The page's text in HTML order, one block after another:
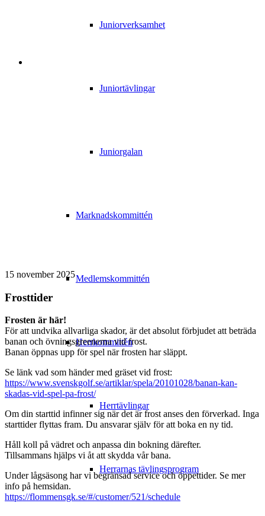
Juniorverksamhet
Juniortävlingar
Juniorgalan
Marknadskommittén
Medlemskommittén
Herrkommittén
Herrtävlingar
Herrarnas tävlingsprogram
15 november 2025
Frosttider
Frosten är här!
För att undvika allvarliga skador, är det absolut förbjudet att beträda
banan och övningsgreenerna vid frost.
Banan öppnas upp för spel när frosten har släppt.
Se länk vad som händer med gräset vid frost:
https://www.svenskgolf.se/artiklar/spela/20101028/banan-kan-
skadas-vid-spel-pa-frost/
Om din starttid infinner sig när det är frost anses den förverkad. Inga
starttider flyttas fram. Du ansvarar själv för att boka en ny tid.
Håll koll på vädret och anpassa din bokning därefter.
Tillsammans hjälps vi åt att skydda vår bana.
Under lågsäsong har vi begränsad service och öppettider. Se mer
info på hemsidan.
https://flommensgk.se/#/customer/521/schedule